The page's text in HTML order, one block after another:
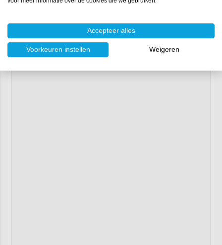
Accepteer alles
Voorkeuren instellen Weigeren